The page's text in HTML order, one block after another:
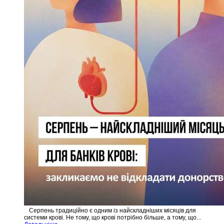
Серпень традиційно є одним із найскладніших місяців для
системи крові. Не тому, що крові потрібно більше, а тому, що...